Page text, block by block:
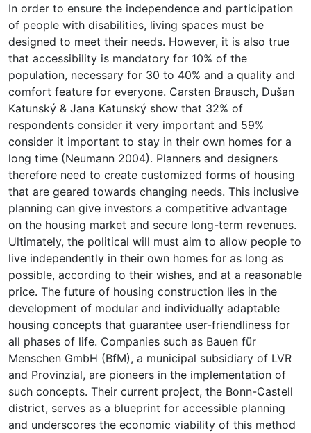
In order to ensure the independence and participation
of people with disabilities, living spaces must be
designed to meet their needs. However, it is also true
that accessibility is mandatory for 10% of the
population, necessary for 30 to 40% and a quality and
comfort feature for everyone. Carsten Brausch, Dušan
Katunský & Jana Katunský show that 32% of
respondents consider it very important and 59%
consider it important to stay in their own homes for a
long time (Neumann 2004). Planners and designers
therefore need to create customized forms of housing
that are geared towards changing needs. This inclusive
planning can give investors a competitive advantage
on the housing market and secure long-term revenues.
Ultimately, the political will must aim to allow people to
live independently in their own homes for as long as
possible, according to their wishes, and at a reasonable
price. The future of housing construction lies in the
development of modular and individually adaptable
housing concepts that guarantee user-friendliness for
all phases of life. Companies such as Bauen für
Menschen GmbH (BfM), a municipal subsidiary of LVR
and Provinzial, are pioneers in the implementation of
such concepts. Their current project, the Bonn-Castell
district, serves as a blueprint for accessible planning
and underscores the economic viability of this method